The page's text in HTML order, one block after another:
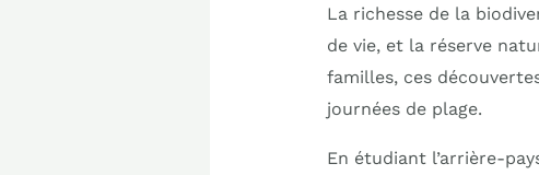
La richesse de la
de vie, et la réserve
familles, ces
journées de plage.
En étudiant l’arrière-